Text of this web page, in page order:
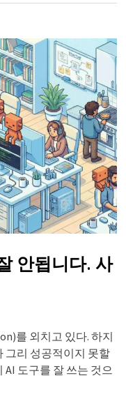
안됩니다. 사
를 외치고 있다. 하지
그리 성공적이지 못할
AI 도구를 잘 쓰는 것으